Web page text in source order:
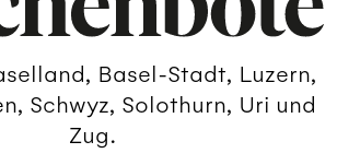
Basel-Stadt, Luzern,
Schwyz, Solothurn, Uri und
Zug.